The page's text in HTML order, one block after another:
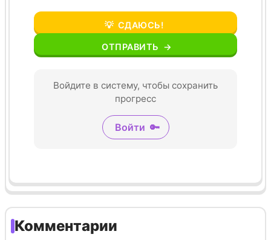
💡 СДАЮСЬ!
ОТПРАВИТЬ →
Войдите в систему, чтобы сохранить
прогресс
Войти 🔑
Комментарии